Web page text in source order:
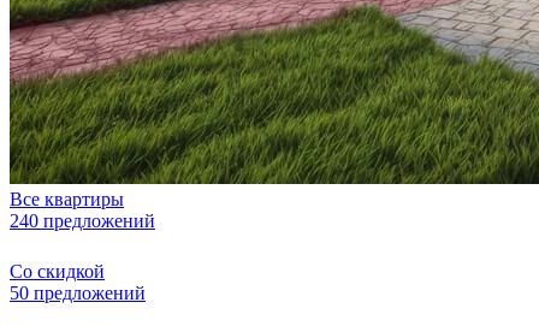
Все квартиры
240 предложений
Со скидкой
50 предложений